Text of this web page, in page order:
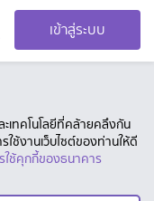
เข้าสู่ระบบ
ะเทคโนโลยีที่คล้ายคลึงกัน
ช้งานเว็บไซต์ของท่านให้ดี
ใช้คุกกี้ของธนาคาร